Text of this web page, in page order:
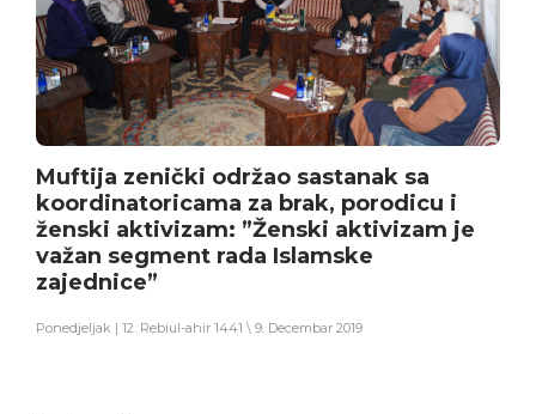
Muftija zenički održao sastanak sa
koordinatoricama za brak, porodicu i
ženski aktivizam: ”Ženski aktivizam je
važan segment rada Islamske
zajednice”
Ponedjeljak | 12. Rebiul-ahir 1441 \ 9. Decembar 2019